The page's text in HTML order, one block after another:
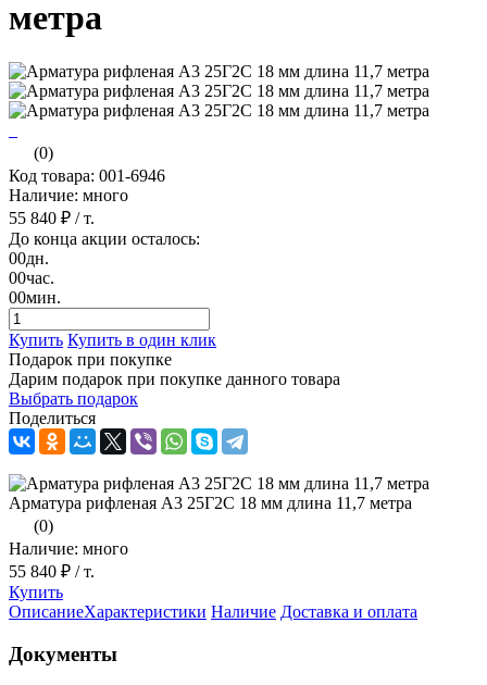
метра
(0)
Код товара: 001-6946
Наличие: много
55 840 ₽ / т.
До конца акции осталось:
00дн.
00час.
00мин.
Купить Купить в один клик
Подарок при покупке
Дарим подарок при покупке данного товара
Выбрать подарок
Поделиться
Арматура рифленая А3 25Г2С 18 мм длина 11,7 метра
(0)
Наличие: много
55 840 ₽ / т.
Купить
ОписаниеХарактеристики Наличие Доставка и оплата
Документы